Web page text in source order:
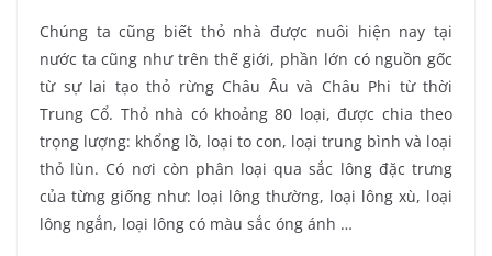
Chúng ta cũng biết thỏ nhà được nuôi hiện nay tại
nước ta cũng như trên thế giới, phần lớn có nguồn gốc
từ sự lai tạo thỏ rừng Châu Âu và Châu Phi từ thời
Trung Cổ. Thỏ nhà có khoảng 80 loại, được chia theo
trọng lượng: khổng lồ, loại to con, loại trung bình và loại
thỏ lùn. Có nơi còn phân loại qua sắc lông đặc trưng
của từng giống như: loại lông thường, loại lông xù, loại
lông ngắn, loại lông có màu sắc óng ánh …